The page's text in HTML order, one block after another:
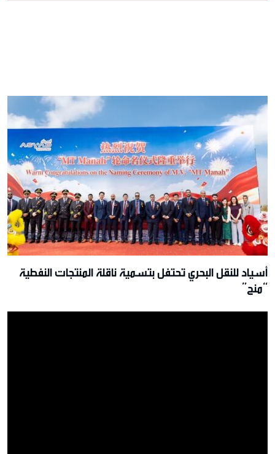
أسياد للنقل البحري تحتفل بتسمية ناقلة المنتجات النفطية
“منح”